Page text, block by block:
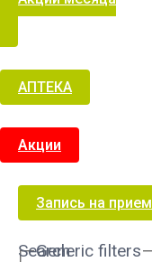
АПТЕКА
Акции
Запись на прием
Search
Generic filters